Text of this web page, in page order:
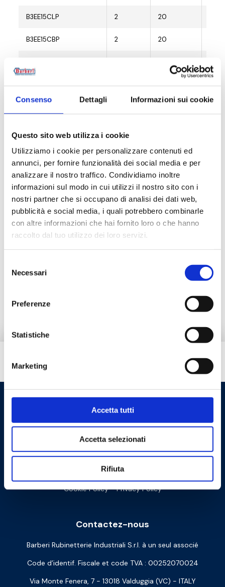
Consenso Dettagli Informazioni sui cookie
Questo sito web utilizza i cookie
Utilizziamo i cookie per personalizzare contenuti ed
annunci, per fornire funzionalità dei social media e per
analizzare il nostro traffico. Condividiamo inoltre
informazioni sul modo in cui utilizzi il nostro sito con i
nostri partner che si occupano di analisi dei dati web,
pubblicità e social media, i quali potrebbero combinarle
con altre informazioni che hai fornito loro o che hanno
raccolto dal tuo utilizzo dei loro servizi.
delNecessari
Preferenze
Statistiche
Marketing
Accetta tutti
Accetta selezionati
Rifiuta
B3EE15CLP 2 20
B3EE15CBP 2 20
B3EE15NZP 2 20 G 1/
Description
Documentation
Cookie Policy Privacy Policy
Contactez-nous
Barberi Rubinetterie Industriali S.r.l. à un seul associé
Code d’identif. Fiscale et code TVA : 00252070024
Via Monte Fenera, 7 - 13018 Valduggia (VC) - ITALY